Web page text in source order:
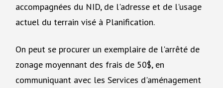
accompagnées du NID, de l'adresse et de l'usage
actuel du terrain visé à Planification.
On peut se procurer un exemplaire de l'arrêté de
zonage moyennant des frais de 50$, en
communiquant avec les Services d'aménagement